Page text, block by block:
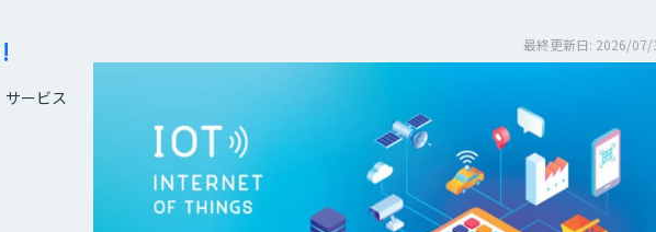
ービス
最終更新日: 2026/07/